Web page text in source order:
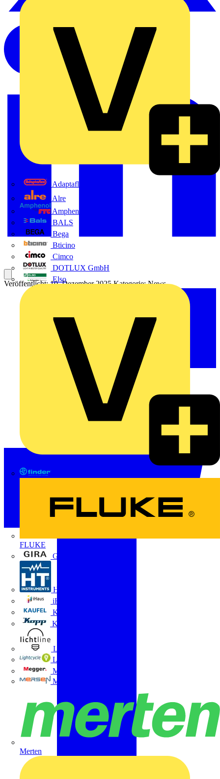
Adaptaflex
Alre
Amphenol FTG
BALS
Bega
Bticino
Cimco
DOTLUX GmbH
Elso
FLUKE
Gira
HT Instruments GmbH
iHaus
Kaufel
Kopp
Lichtline
LIGHTCYCLE
Megger
Mersen
Merten
Veröffentlicht: 10. Dezember 2025Kategorie: News